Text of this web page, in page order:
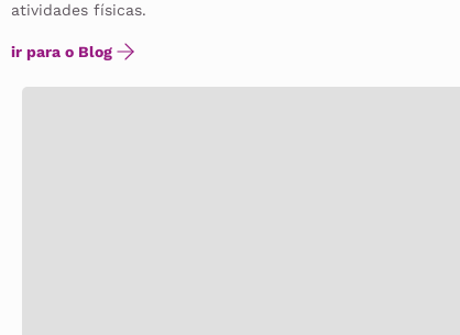
atividades físicas.
ir para o Blog